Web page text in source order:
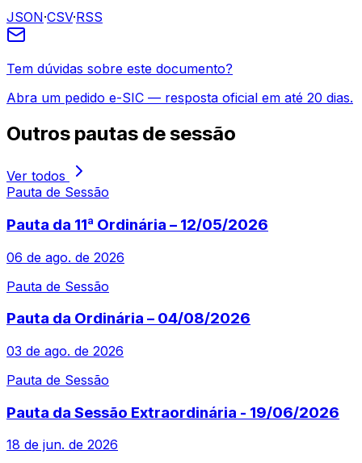
JSON·CSV·RSS
Tem dúvidas sobre este documento?
Abra um pedido e-SIC — resposta oficial em até 20 dias.
Outros pautas de sessão
Ver todos
Pauta de Sessão
Pauta da 11ª Ordinária – 12/05/2026
06 de ago. de 2026
Pauta de Sessão
Pauta da Ordinária – 04/08/2026
03 de ago. de 2026
Pauta de Sessão
Pauta da Sessão Extraordinária - 19/06/2026
18 de jun. de 2026